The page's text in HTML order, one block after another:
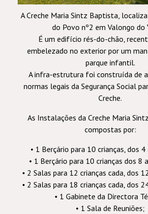
A Creche Maria Sintz Baptista,
do Povo nº2 em Valongo do
É um edifício rés-do-chão,
embelezado no exterior por um
parque infantil.
A infra-estrutura foi construída de
normas legais da Segurança Social
Creche.
As Instalações da Creche Maria
compostas por:
• 1 Berçário para 10 crianças, dos
• 1 Berçário para 10 crianças dos 8
• 2 Salas para 12 crianças cada, dos
• 2 Salas para 18 crianças cada, dos
• 1 Gabinete da Directora
• 1 Sala de Reuniões;